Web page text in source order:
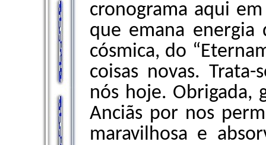
cronograma aqui
que emana energia
cósmica, do
coisas novas.
nós hoje. Obrigada,
Anciãs por nos
maravilhosa e